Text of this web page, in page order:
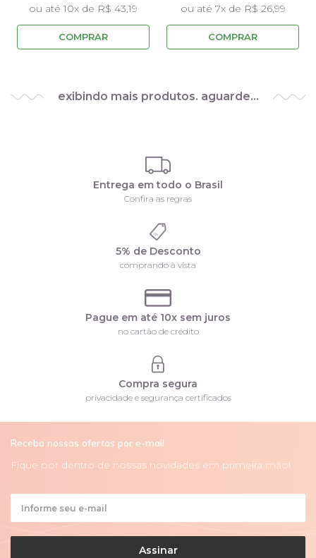
ou até 10x de R$ 43,19
COMPRAR
ou até 7x de R$ 26,99
COMPRAR
exibindo mais produtos. aguarde…
Entrega em todo o Brasil
Confira as regras
5% de Desconto
comprando à vista
Pague em até 10x sem juros
no cartão de crédito
Compra segura
privacidade e segurança certificados
Receba nossas ofertas por e-mail
Fique por dentro de nossas novidades em primeira mão!
Assinar